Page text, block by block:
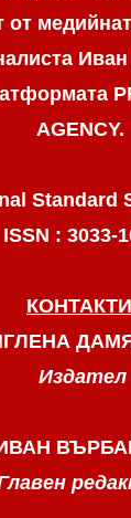
от
AGENCY.
Standard
ISSN : 3033-
Издател